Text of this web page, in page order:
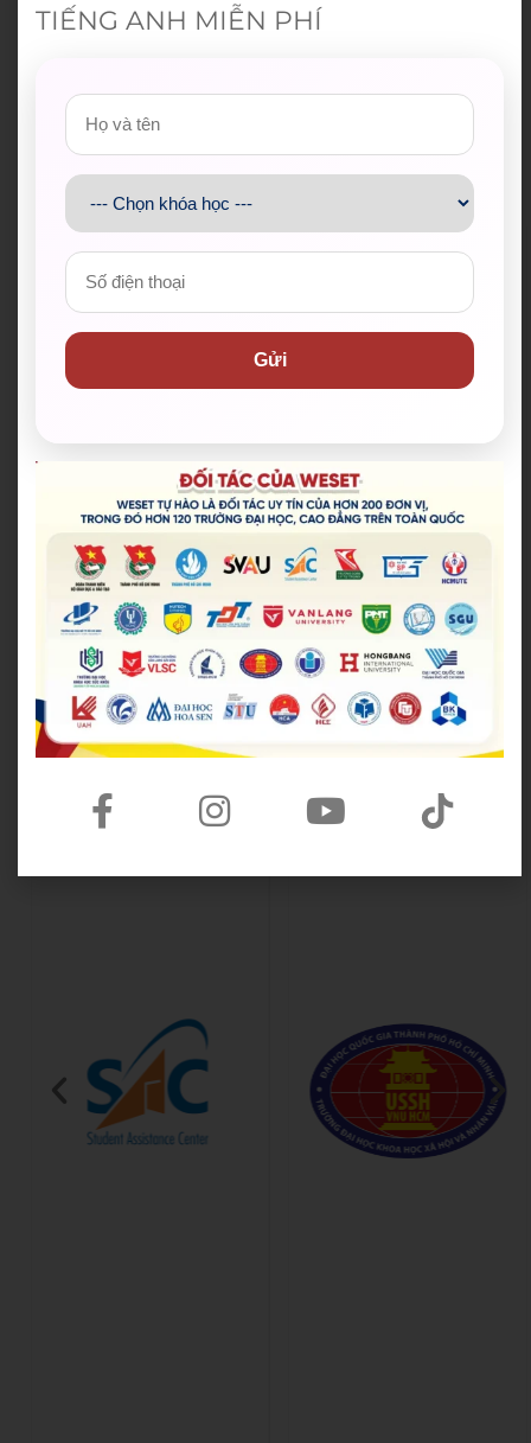
TIẾNG ANH MIỄN PHÍ
Gửi